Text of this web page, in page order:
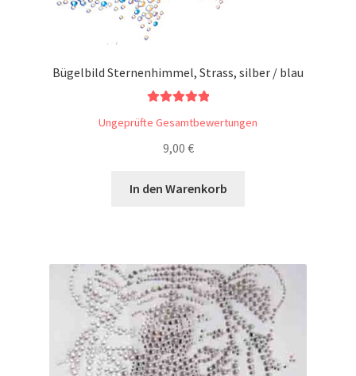
Bügelbild Sternenhimmel, Strass, silber / blau
5.00von 5
Ungeprüfte Gesamtbewertungen
9,00 €
In den Warenkorb